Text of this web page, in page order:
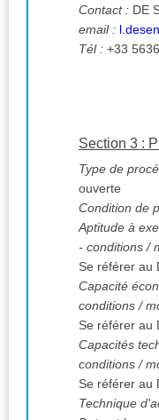
Contact : DE
email :
Tél : +33
Section 3 :
Type de
ouverte
Condition de
Aptitude à
- conditions /
Se référer au
Capacité
conditions /
Se référer au
Capacités
conditions /
Se référer au
Technique